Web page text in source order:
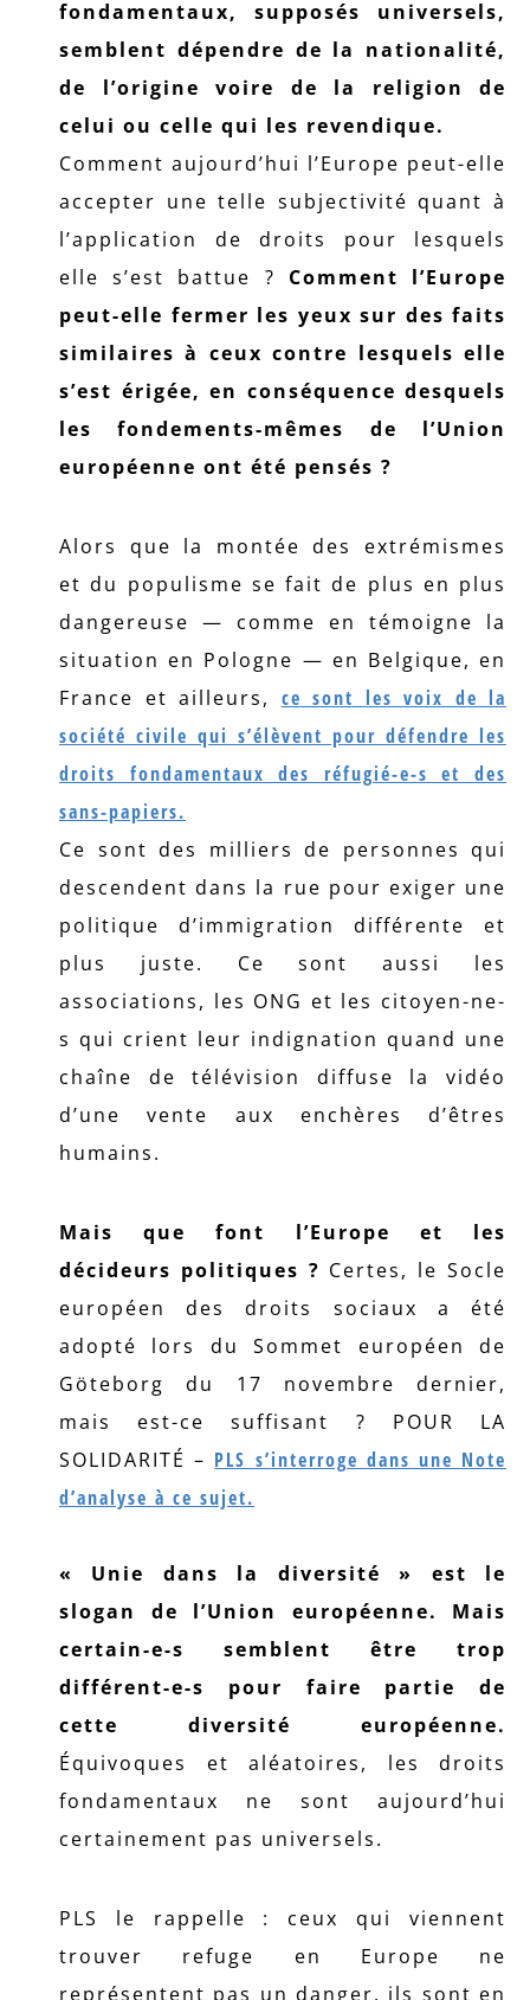
fondamentaux, supposés universels,
semblent dépendre de la nationalité,
de l’origine voire de la religion de
celui ou celle qui les revendique.
Comment aujourd’hui l’Europe peut-elle
accepter une telle subjectivité quant à
l’application de droits pour lesquels
elle s’est battue ? Comment l’Europe
peut-elle fermer les yeux sur des faits
similaires à ceux contre lesquels elle
s’est érigée, en conséquence desquels
les fondements-mêmes de l’Union
européenne ont été pensés ?
Alors que la montée des extrémismes
et du populisme se fait de plus en plus
dangereuse — comme en témoigne la
situation en Pologne — en Belgique, en
France et ailleurs, ce sont les voix de la
société civile qui s’élèvent pour défendre les
droits fondamentaux des réfugié-e-s et des
sans-papiers.
Ce sont des milliers de personnes qui
descendent dans la rue pour exiger une
politique d’immigration différente et
plus juste. Ce sont aussi les
associations, les ONG et les citoyen-ne-
s qui crient leur indignation quand une
chaîne de télévision diffuse la vidéo
d’une vente aux enchères d’êtres
humains.
Mais que font l’Europe et les
décideurs politiques ? Certes, le Socle
européen des droits sociaux a été
adopté lors du Sommet européen de
Göteborg du 17 novembre dernier,
mais est-ce suffisant ? POUR LA
SOLIDARITÉ – PLS s’interroge dans une Note
d’analyse à ce sujet.
« Unie dans la diversité » est le
slogan de l’Union européenne. Mais
certain-e-s semblent être trop
différent-e-s pour faire partie de
cette diversité européenne.
Équivoques et aléatoires, les droits
fondamentaux ne sont aujourd’hui
certainement pas universels.
PLS le rappelle : ceux qui viennent
trouver refuge en Europe ne
représentent pas un danger, ils sont en